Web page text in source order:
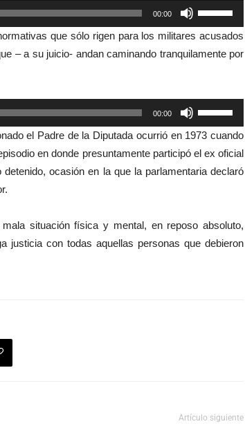
00:00
las
teclas
de
arriba/abajo
para
aumentar
o
disminuir
que sólo rigen para los militares acusados
– a su juicio- andan caminando tranquilamente por
00:00
las
teclas
de
flecha
aumentar
o
el Padre de la Diputada ocurrió en 1973 cuando
en donde presuntamente participó el ex oficial
ocasión en la que la parlamentaria declaró
situación física y mental, en reposo absoluto,
justicia con todas aquellas personas que debieron
Artículo siguiente